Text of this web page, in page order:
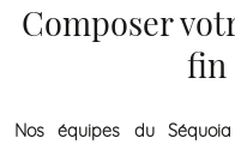
Composer
fin
Nos équipes du